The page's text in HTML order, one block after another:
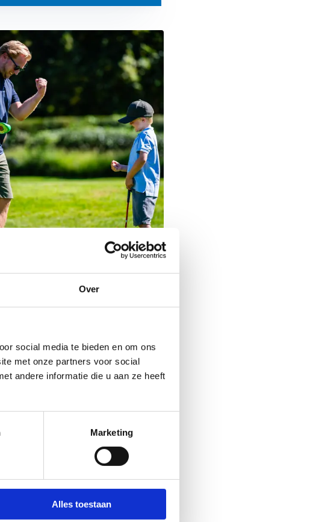
Over
social media te bieden en om ons
met onze partners voor social
andere informatie die u aan ze heeft
Marketing
Alles toestaan
sportkeuzes & het aantal
de jarige
van start tot finish
vooraf, maar bij voorkeur 1